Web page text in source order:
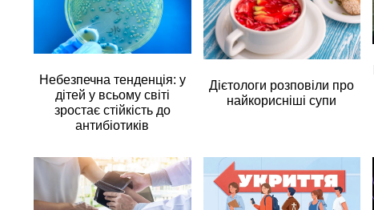
Небезпечна тенденція: у
дітей у всьому світі
зростає стійкість до
антибіотиків
Дієтологи розповіли про
найкорисніші супи